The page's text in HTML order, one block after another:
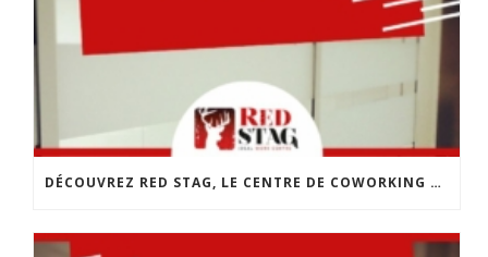
DÉCOUVREZ RED STAG, LE CENTRE DE COWORKING DE CHOLET